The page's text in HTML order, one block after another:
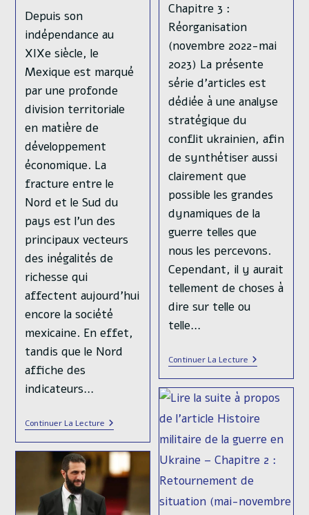
Chapitre 3 :
Réorganisation
(novembre 2022-mai
2023) La présente
série d’articles est
dédiée à une analyse
stratégique du
conflit ukrainien, afin
de synthétiser aussi
clairement que
possible les grandes
dynamiques de la
guerre telles que
nous les percevons.
Cependant, il y aurait
tellement de choses à
dire sur telle ou
telle…
Continuer La LectureHistoire
Militaire
De
La
Guerre
En
Ukraine
–
3
2022-
Depuis son
indépendance au
XIXe siècle, le
Mexique est marqué
par une profonde
division territoriale
en matière de
développement
économique. La
fracture entre le
Nord et le Sud du
pays est l’un des
principaux vecteurs
des inégalités de
richesse qui
affectent aujourd’hui
encore la société
mexicaine. En effet,
tandis que le Nord
affiche des
indicateurs…
Continuer La LectureLes
Inégalités
Territoriales
De
Richesse
Au
Une
Fracture